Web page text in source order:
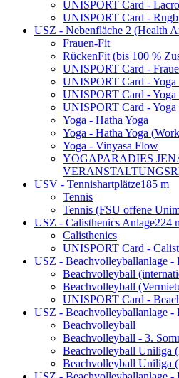
UNISPORT Card -
UNISPORT Card -
USZ - Nebenfläche 2 (Health
Frauen-Fit
RückenFit (bis 100 %
UNISPORT Card -
UNISPORT Card - Yoga
UNISPORT Card -
UNISPORT Card -
Yoga - Hatha Yoga
Yoga - Hatha Yoga
Yoga - Vinyasa Flow
YOGAPARADIES
USV - Tennishartplätze185 m
Tennis
Tennis (FSU offene
USZ - Calisthenics Anlage224
Calisthenics
UNISPORT Card -
USZ - Beachvolleyballanlage -
Beachvolleyball
Beachvolleyball
UNISPORT Card -
USZ - Beachvolleyballanlage -
Beachvolleyball
Beachvolleyball - 3.
Beachvolleyball Uniliga
Beachvolleyball Uniliga